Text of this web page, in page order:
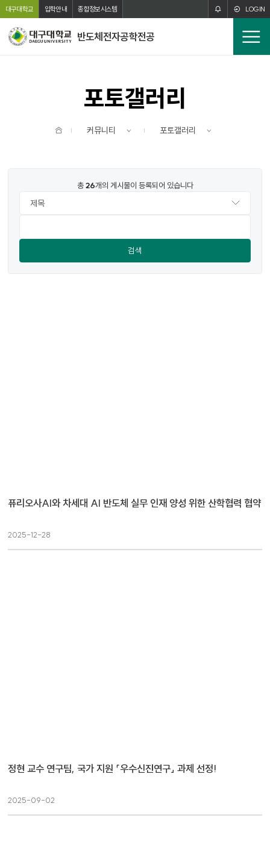
본문 바로가기
주메뉴 바로가기
대구대학교 입학안내 종합정보시스템 LOGIN
반도체전자공학전공
전
체
포토갤러리
커뮤니티 포토갤러리
총26개의 게시물이 등록되어 있습니다
검색
퓨리오사AI와 차세대 AI 반도체 실무 인재 양성 위한 산학협력 협약
2025-12-28
정현 교수 연구팀, 국가 지원 「우수신진연구」 과제 선정!
2025-09-02